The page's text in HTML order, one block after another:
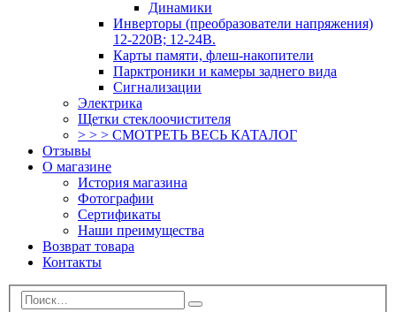
Динамики
Инверторы (преобразователи напряжения)
12-220В; 12-24В.
Карты памяти, флеш-накопители
Парктроники и камеры заднего вида
Сигнализации
Электрика
Щетки стеклоочистителя
> > > СМОТРЕТЬ ВЕСЬ КАТАЛОГ
Отзывы
О магазине
История магазина
Фотографии
Сертификаты
Наши преимущества
Возврат товара
Контакты